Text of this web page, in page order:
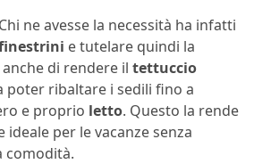
ne avesse la necessità ha infatti
e tutelare quindi la
anche di rendere il tettuccio
poter ribaltare i sedili fino a
e proprio letto. Questo la rende
per le vacanze senza
comodità.